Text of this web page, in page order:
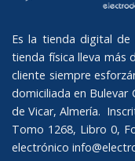
Es la tienda digital de
tienda física lleva más
cliente siempre
domiciliada en Bulevar
de Vicar, Almería.
Tomo 1268, Libro 0,
electrónico